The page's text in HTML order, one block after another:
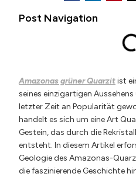
Post Navigation
Amazonas grüner Quarzitist
seines einzigartigen
letzter Zeit an Popularität
handelt es sich um eine Art
Gestein, das durch die
entsteht. In diesem Artikel
Geologie des Amazonas-
die faszinierende Geschichte